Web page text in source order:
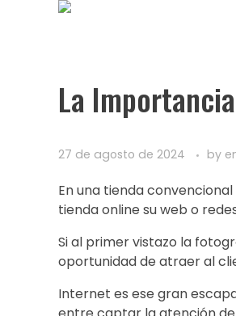
La
27 de agosto de 2024 by
En una tienda
tienda online su web o
Si al primer vistazo la
oportunidad de atraer al
Internet es ese gran